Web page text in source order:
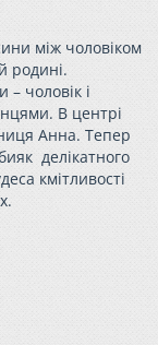
між чоловіком
родині.
чоловік і
В центрі
Анна. Тепер
делікатного
кмітливості